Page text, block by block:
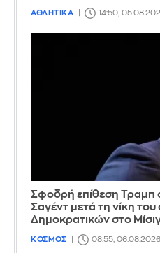
ΑΘΛΗΤΙΚΑ 14:50,
Σφοδρή επίθεση Τραμπ
Σαγέντ μετά τη νίκη του
Δημοκρατικών στο
ΚΟΣΜΟΣ 08:55, 06.08.2026